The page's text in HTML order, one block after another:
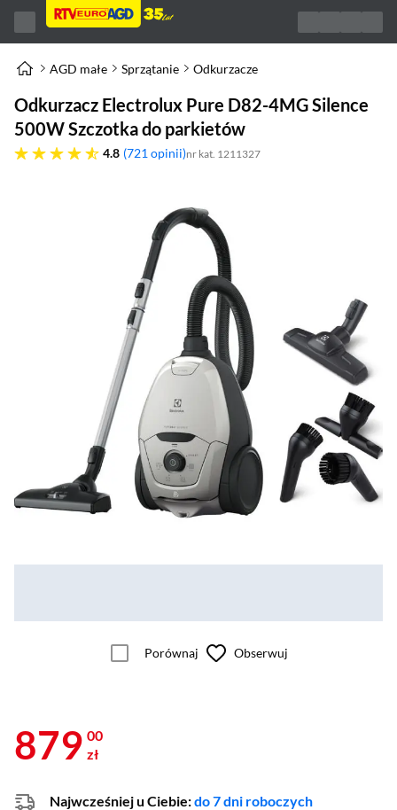
AGD małe Sprzątanie Odkurzacze
Odkurzacz Electrolux Pure D82-4MG Silence
500W Szczotka do parkietów
4.8
4.8 gwiazdek 721 opinii nr kat. 1211327
Porównaj Obserwuj
879 00
zł
Najwcześniej u Ciebie:do 7 dni roboczych